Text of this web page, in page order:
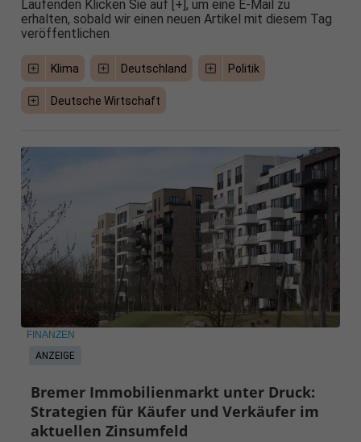
Laufenden Klicken Sie auf [+], um eine E-Mail zu
erhalten, sobald wir einen neuen Artikel mit diesem Tag
veröffentlichen
Klima Deutschland Politik
Deutsche Wirtschaft
ANZEIGE
FINANZEN
Bremer Immobilienmarkt unter Druck:
Strategien für Käufer und Verkäufer im
aktuellen Zinsumfeld